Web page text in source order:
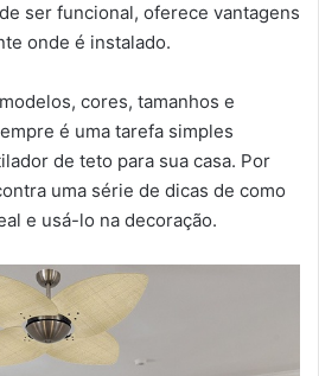
ser funcional, oferece vantagens
onde é instalado.
cores, tamanhos e
é uma tarefa simples
de teto para sua casa. Por
uma série de dicas de como
e usá-lo na decoração.